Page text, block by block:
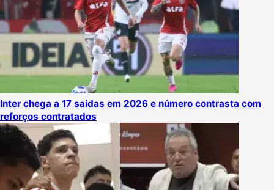
Inter chega a 17 saídas em 2026 e número contrasta com
reforços contratados